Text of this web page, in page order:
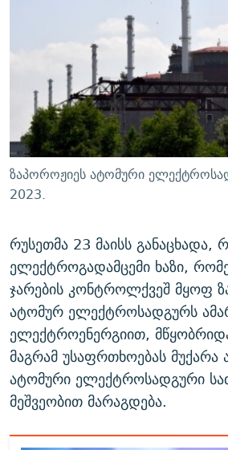
ᲛᲝᲚᲐᲞᲐᲠᲐᲙᲔ ᲢᲔᲥᲡᲢᲔᲑᲘ
ᲨᲘᲜ - ᲣᲪᲮᲝᲔᲗᲨᲘ
ᲚᲘᲢᲔᲠᲐᲢᲣᲠᲣᲚᲘ ᲬᲐᲮᲜᲐᲒᲔᲑᲘ
ᲐᲛᲔᲠᲘᲙᲣᲚᲘ ᲛᲝᲗᲮᲠᲝᲑᲐ
ᲘᲛᲞᲔᲠᲘᲐ ᲓᲐ ᲠᲐᲓᲘᲝ
ᲩᲔᲛᲘ ᲡᲘᲙᲕᲓᲘᲚᲘᲡ ᲛᲘᲖᲔᲖᲘᲐ COVID-19
11 ᲬᲔᲚᲘ - 11 ᲐᲛᲑᲐᲕᲘ
ᲡᲐᲞᲐᲠᲚᲐᲛᲔᲜᲢᲝ ᲐᲠᲩᲔᲕᲜᲔᲑᲘᲡ ᲘᲡᲢᲝᲠᲘᲐ
ᲑᲐᲕᲨᲕᲔᲑᲘ ᲞᲠᲝᲡᲢᲘᲢᲣᲪᲘᲐᲨᲘ -
5 ᲐᲛᲑᲐᲕᲘ - 20 ᲘᲕᲜᲘᲡᲡ ᲓᲐᲨᲐᲕᲔᲑᲣᲚᲔᲑᲘ
ᲐᲒᲕᲘᲡᲢᲝᲡ ᲝᲛᲘ
ПРИВЕТ ᲙᲣᲚᲢᲣᲠᲐ
რთე/რთ-ის ყველა საიტი
ზაპოროჟიეს ატომური
2023.
რუსეთმა 23 მაისს განაცხადა,
ელექტროგადამცემი ხაზი,
ჯარების კონტროლქვეშ მყოფ
ატომურ ელექტროსადგურს
ელექტროენერგიით,
მაგრამ უსაფრთხოებას მუქარა
ატომური ელექტროსადგური
მეშვეობით მარაგდება.